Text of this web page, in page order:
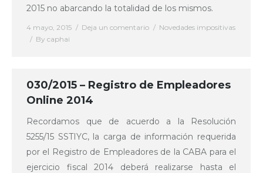
2015 no abarcando la totalidad de los mismos.
4 mayo, 2015 Deja un comentario
Novedades impositivas
By caphai
030/2015 – Registro de Empleadores
Online 2014
Recordamos que de acuerdo a la Resolución
5255/15 SSTIYC, la carga de información requerida
por el Registro de Empleadores de la CABA para el
ejercicio fiscal 2014 deberá realizarse hasta el